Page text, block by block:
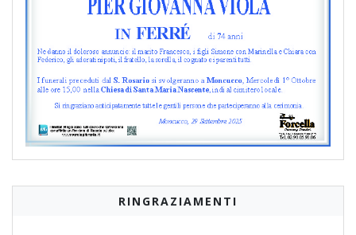
RINGRAZIAMENTI